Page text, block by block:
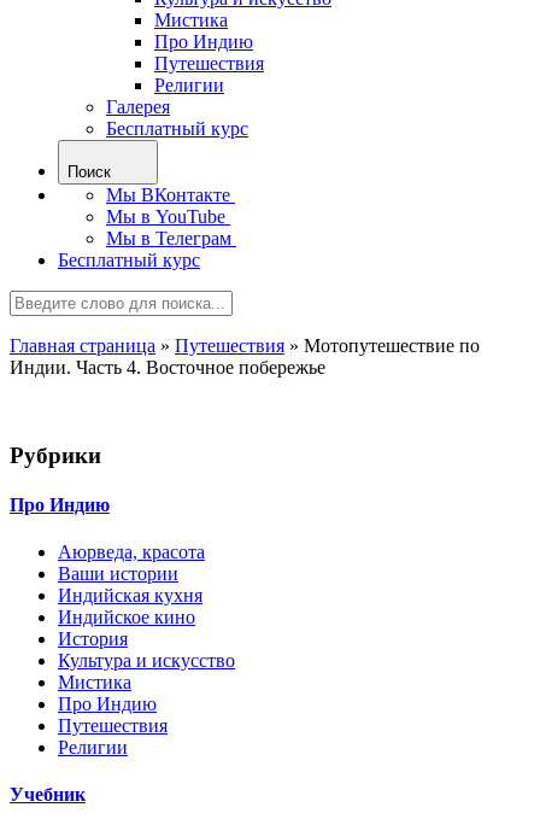
Мистика
Про Индию
Путешествия
Религии
Галерея
Бесплатный курс
Поиск
Мы ВКонтакте
Мы в YouTube
Мы в Телеграм
Бесплатный курс
Главная страница » Путешествия » Мотопутешествие по
Индии. Часть 4. Восточное побережье
Рубрики
Про Индию
Аюрведа, красота
Ваши истории
Индийская кухня
Индийское кино
История
Культура и искусство
Мистика
Про Индию
Путешествия
Религии
Учебник